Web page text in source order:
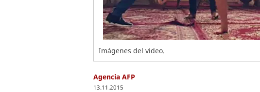
Imágenes del video.
Agencia AFP
13.11.2015